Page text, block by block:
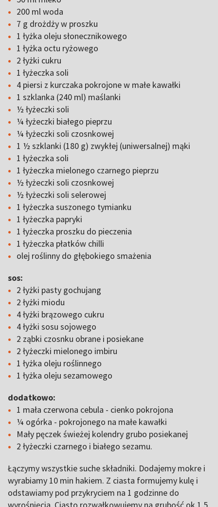
200 ml woda
7 g drożdży w proszku
1 łyżka oleju słonecznikowego
1 łyżka octu ryżowego
2 łyżki cukru
1 łyżeczka soli
4 piersi z kurczaka pokrojone w małe kawałki
1 szklanka (240 ml) maślanki
½ łyżeczki soli
¼ łyżeczki białego pieprzu
¼ łyżeczki soli czosnkowej
1 ½ szklanki (180 g) zwykłej (uniwersalnej) mąki
1 łyżeczka soli
1 łyżeczka mielonego czarnego pieprzu
½ łyżeczki soli czosnkowej
½ łyżeczki soli selerowej
1 łyżeczka suszonego tymianku
1 łyżeczka papryki
1 łyżeczka proszku do pieczenia
1 łyżeczka płatków chilli
olej roślinny do głębokiego smażenia
sos:
2 łyżki pasty gochujang
2 łyżki miodu
4 łyżki brązowego cukru
4 łyżki sosu sojowego
2 ząbki czosnku obrane i posiekane
2 łyżeczki mielonego imbiru
1 łyżka oleju roślinnego
1 łyżka oleju sezamowego
dodatkowo:
1 mała czerwona cebula - cienko pokrojona
¼ ogórka - pokrojonego na małe kawałki
Mały pęczek świeżej kolendry grubo posiekanej
2 łyżeczki czarnego i białego sezamu.
Łączymy wszystkie suche składniki. Dodajemy mokre i
wyrabiamy 10 min hakiem. Z ciasta formujemy kulę i
odstawiamy pod przykryciem na 1 godzinne do